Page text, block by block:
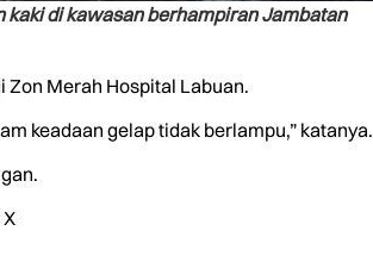
di kawasan berhampiran Jambatan
Merah Hospital Labuan.
keadaan gelap tidak berlampu,” katanya.